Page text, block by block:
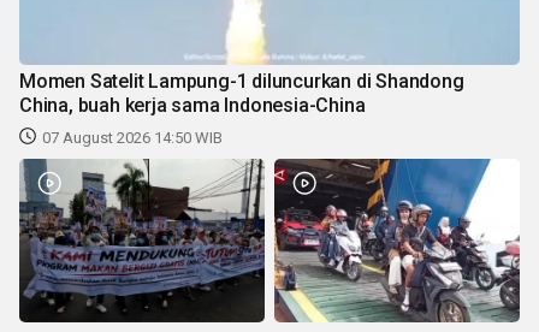
Momen Satelit Lampung-1 diluncurkan di Shandong
China, buah kerja sama Indonesia-China
07 August 2026 14:50 WIB